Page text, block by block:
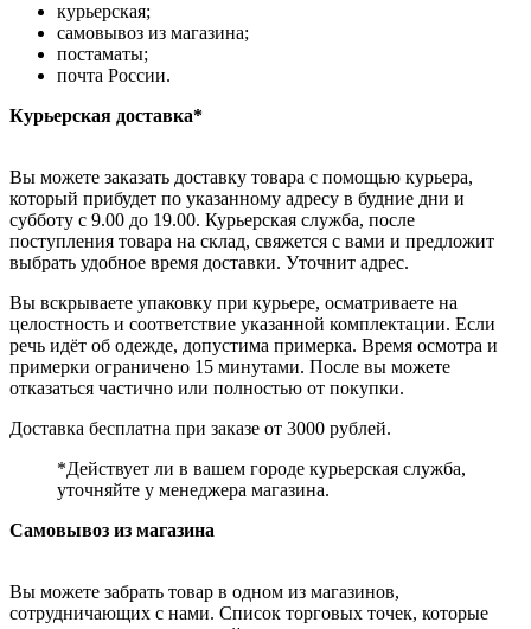
курьерская;
самовывоз из магазина;
постаматы;
почта России.
Курьерская доставка*
Вы можете заказать доставку товара с помощью курьера,
который прибудет по указанному адресу в будние дни и
субботу с 9.00 до 19.00. Курьерская служба, после
поступления товара на склад, свяжется с вами и предложит
выбрать удобное время доставки. Уточнит адрес.
Вы вскрываете упаковку при курьере, осматриваете на
целостность и соответствие указанной комплектации. Если
речь идёт об одежде, допустима примерка. Время осмотра и
примерки ограничено 15 минутами. После вы можете
отказаться частично или полностью от покупки.
Доставка бесплатна при заказе от 3000 рублей.
*Действует ли в вашем городе курьерская служба,
уточняйте у менеджера магазина.
Самовывоз из магазина
Вы можете забрать товар в одном из магазинов,
сотрудничающих с нами. Список торговых точек, которые